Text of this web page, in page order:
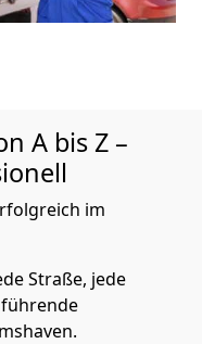
A bis Z –
im
Straße, jede